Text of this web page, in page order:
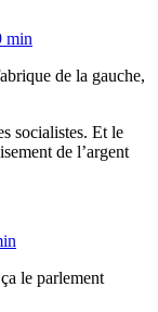
min
de la gauche,
socialistes. Et le
de l’argent
le parlement